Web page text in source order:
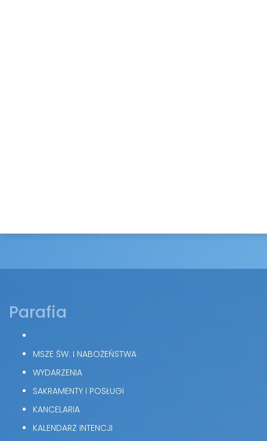
Parafia
MSZE ŚW. I NABOŻEŃSTWA
WYDARZENIA
SAKRAMENTY I POSŁUGI
KANCELARIA
KALENDARZ INTENCJI